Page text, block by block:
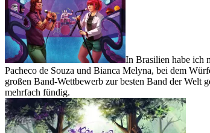
In Brasilien habe ich
Pacheco de Souza und Bianca Melyna, bei dem
großen Band-Wettbewerb zur besten Band der Welt
mehrfach fündig.